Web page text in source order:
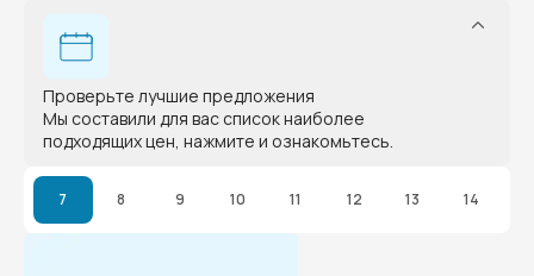
Проверьте лучшие предложения
Мы составили для вас список наиболее
подходящих цен, нажмите и ознакомьтесь.
7 8 9 10 11 12 13 14